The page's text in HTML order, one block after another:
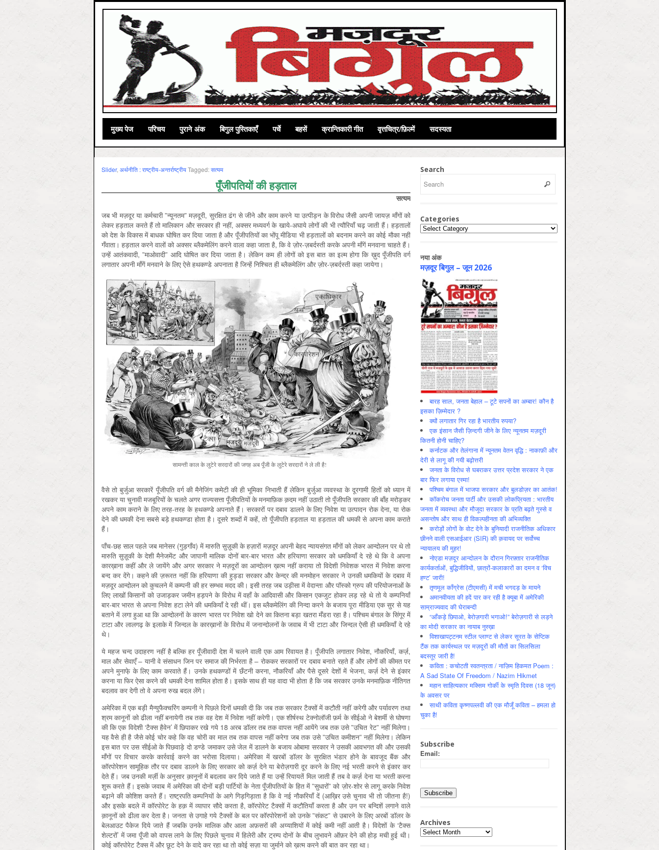
मुख्‍य पेज परिचय पुराने अंक बिगुल पुस्तिकाएँ पर्चे बहसें क्रान्तिकारी गीत वृत्तचित्र/फ़िल्में सदस्यता
Slider, अर्थनीति : राष्‍ट्रीय-अन्‍तर्राष्‍ट्रीयTagged:सत्‍यम
पूँजीपतियों की हड़ताल
सत्यम
जब भी मज़दूर या कर्मचारी ”न्यूनतम” मज़दूरी, सुरक्षित ढंग से जीने और काम करने या उत्पीड़न के विरोध जैसी अपनी जायज़ माँगों को
लेकर हड़ताल करते हैं तो मालिकान और सरकार ही नहीं, अक्सर मध्यवर्ग के खाये-अघाये लोगों की भी त्यौरियाँ चढ़ जाती हैं। हड़तालों
को देश के विकास में बाधक घोषित कर दिया जाता है और पूँजीपतियों का भोंपू मीडिया भी हड़तालों को बदनाम करने का कोई मौका नहीं
गँवाता। हड़ताल करने वालों को अक्सर ब्लैकमेलिंग करने वाला कहा जाता है, कि वे ज़ोर-ज़बर्दस्ती करके अपनी माँगें मनवाना चाहते हैं।
उन्हें आतंकवादी, ”माओवादी” आदि घोषित कर दिया जाता है। लेकिन कम ही लोगों को इस बात का इल्म ‍होगा कि ख़ुद पूँजीपति वर्ग
लगातार अपनी माँगें मनवाने के लिए ऐसे हथकण्डे अपनाता है जिन्हें निश्चित ही ब्लैकमेलिंग और ज़ोर-ज़बर्दस्ती कहा जायेगा।
सामन्ती काल के लुटेरे सरदारों की जगह अब पूँजी के लुटेरे सरदारों ने ले ली है!
वैसे तो बुर्जुआ सरकारें पूँजीपति वर्ग की मैनेजिंग कमेटी की ही भूमिका निभाती हैं लेकिन बुर्जुआ व्यवस्था के दूरगामी हितों को ध्यान में
रखकर या चुनावी मजबूरियों के चलते अगर राज्यसत्ता पूँजीपतियों के मनमाफ़ि‍क क़दम नहीं उठाती तो पूँजीपति सरकार की बाँह मरोड़कर
अपने काम कराने के लिए तरह-तरह के हथकण्डे अपनाते हैं। सरकारों पर दबाव डालने के लिए निवेश या उत्पादन रोक देना, या रोक
देने की धमकी देना सबसे बड़े हथकण्डा होता है। दूसरे शब्दों में कहें, तो पूँजीपति हड़ताल या हड़ताल की धमकी से अपना काम कराते
हैं।
पाँच-छह साल पहले जब मानेसर (गुड़गाँव) में मारुति सुज़ूकी के हज़ारों मज़दूर अपनी बेहद न्यायसंगत माँगों को लेकर आन्दोलन पर थे तो
मारुति सुज़ूकी के देशी मैनेजमेंट और जापानी मालिक दोनों बार-बार भारत और हरियाणा सरकार को धमकियाँ दे रहे थे कि वे अपना
कारख़ाना कहीं और ले जायेंगे और अगर सरकार ने मज़दूरों का आन्दोलन ख़त्म नहीं कराया तो विदेशी निवेशक भारत में निवेश करना
बन्द कर देंगे। कहने की ज़रूरत नहीं कि हरियाणा की हुड्डा सरकार और केन्द्र की मनमोहन सरकार ने उनकी धमकियों के दबाव में
मज़दूर आन्दोलन को कुचलने में कम्पनी की हर सम्भव मदद की। इसी तरह जब उड़ीसा में वेदान्ता और पॉस्को ग्रुप की परियोजनाओं के
लिए लाखों किसानों को उजाड़कर जमीन हड़पने के विरोध में वहाँ के आदिवासी और किसान एकजुट होकर लड़ रहे थे तो ये कम्पनियाँ
बार-बार भारत से अपना निवेश हटा लेने की धमकियाँ दे रही थीं। इस ब्लैकमेलिंग की निन्दा करने के बजाय पूरा मीडिया एक सुर से यह
बताने में लगा हुआ था कि आन्दोलनों के कारण भारत पर निवेश खो देने का कितना बड़ा खतरा मँडरा रहा है। पश्चिम बंगाल के सिंगूर में
टाटा और लालगढ़ के इलाके में जिन्दल के कारख़ानों के विरोध में जनान्दोलनों के जवाब में भी टाटा और जिन्दल ऐसी ही धमकियाँ दे रहे
थे।
ये महज चन्द उदाहरण नहीं है बल्कि हर पूँजीवादी देश में चलने वाली एक आम रिवायत है। पूँजीपति लगातार निवेश, नौकरियाँ, कर्ज़,
माल और सेवाएँ – यानी वे संसाधन जिन पर समाज की निर्भरता है – रोककर सरकारों पर दबाव बनाते रहते हैं और लोगों की कीमत पर
अपने मुनाफे़ के लिए काम करवाते हैं। उनके हथकण्डों में छँटनी करना, नौकरियाँ और पैसे दूसरे देशों में भेजना, कर्ज़ देने से इंकार
करना या फिर ऐसा करने की धमकी देना शामिल होता है। इसके साथ ही यह वादा भी होता है कि जब सरकार उनके मनमाफ़ि‍क नीतिगत
बदलाव कर देगी तो वे अपना रुख बदल लेंगे।
अमेरिका में एक बड़ी मैन्युफैक्चरिंग कम्पनी ने पिछले दिनों धमकी दी कि जब तक सरकार टैक्सों में कटौती नहीं करेगी और पर्यावरण तथा
श्रम कानूनों को ढीला नहीं बनायेगी तब तक वह देश में निवेश नहीं करेगी। एक शीर्षस्थ टेक्नोलॉजी फ़र्म के सीईओ ने बेशर्मी से घोषणा
की कि एक विदेशी ‘टैक्स हैवेन’ में छिपाकर रखे गये 18 अरब डॉलर तब तक वापस नहीं आयेंगे जब तक उसे ”उचित रेट” नहीं मिलेगा।
यह वैसे ही है जैसे कोई चोर कहे कि वह चोरी का माल तब तक वापस नहीं करेगा जब तक उसे ”उचित कमीशन” नहीं मिलेगा। लेकिन
इस बात पर उस सीईओ के पिछवाड़े दो डण्डे जमाकर उसे जेल में डालने के बजाय ओबामा सरकार ने उसकी आवभगत की और उसकी
माँगों पर विचार करके कार्रवाई करने का भरोसा दिलाया। अमेरिका में खरबों डॉलर के सुरक्षित भंडार होने के बावजूद बैंक और
कॉरपोरेशन सामूहिक तौर पर दबाव डालने के लिए सरकार को कर्ज़ देने या बेरोज़गारी दूर करने के लिए नई भरती करने से इंकार कर
देते हैं। जब उनकी मर्ज़ी के अनुसार क़ानूनों में बदलाव कर दिये जाते हैं या उन्हें रियायतें मिल जाती हैं तब वे कर्ज़ देना या भरती करना
शुरू करते हैं। इसके जवाब में अमेरिका की दोनों बड़ी पार्टियों के नेता पूँजीपतियों के हित में ”सुधारों” को ज़ोर-शोर से लागू करके निवेश
बढ़ाने की कोशिश करते हैं। राष्ट्रपति कम्पनियों के आगे गिड़गिड़ाता है कि वे नई नौकरियाँ दें (आख़ि‍र उसे चुनाव भी तो जीतना है!)
और इसके बदले में कॉरपोरेट के हक़ में व्यापार सौदे करता है, कॉरपोरेट टैक्सों में कटौतियाँ करता है और उन पर बन्दिशें लगाने वाले
क़ानूनों को ढीला कर देता है। जनता से उगाहे गये टैक्सों के बल पर कॉरपोरेशनों को उनके ”संकट” से उबारने के लिए अरबों डॉलर के
बेलआउट पैकेज दिये जाते हैं जबकि उनके मालिक और आला अफ़सरों की अय्याशियों में कोई कमी नहीं आती है। विदेशों के ‘टैक्स
शेल्टरों’ में जमा पूँजी को वापस लाने के लिए पिछले चुनाव में हिलेरी और ट्रम्प दोनों के बीच लुभावने ऑफ़र देने की होड़ मची हुई थी।
कोई कॉरपोरेट टैक्स में और छूट देने के वादे कर रहा था तो कोई सज़ा या जुर्माने को ख़त्म करने की बात कर रहा था।
Search
Categories
Categories
नया अंक
मज़दूर बिगुल – जून 2026
बारह साल, जनता बेहाल – टूटे सपनों का अम्बार! कौन है
इसका ज़िम्मेदार ?
क्यों लगातार गिर रहा है भारतीय रुपया?
एक इंसान जैसी ज़िन्दगी जीने के लिए न्यूनतम मज़दूरी
कितनी होनी चाहिए?
कर्नाटक और तेलंगाना में न्यूनतम वेतन वृद्धि : नाकाफ़ी और
देरी से लागू की गयी बढ़ोत्तरी
जनता के विरोध से घबराकर उत्तर प्रदेश सरकार ने एक
बार फिर लगाया एस्मा!
पश्चिम बंगाल में भाजपा सरकार और बुलडोज़र का आतंक!
कॉकरोच जनता पार्टी और उसकी लोकप्रियता : भारतीय
जनता में व्‍यवस्‍था और मौजूदा सरकार के प्रति बढ़ते गुस्‍से व
असन्‍तोष और साथ ही विकल्‍पहीनता की अभिव्‍यक्ति
करोड़ों लोगों के वोट देने के बुनियादी राजनीतिक अधिकार
छीनने वाली एसआईआर (SIR) की क़वायद पर सर्वोच्च
न्यायालय की मुहर!
नोएडा मज़दूर आन्दोलन के दौरान गिरफ़्तार राजनीतिक
कार्यकर्ताओं, बुद्धिजीवियों, छात्रों-कलाकारों का दमन व ‘विच
हण्ट’ जारी!
तृणमूल काँग्रेस (टीएमसी) में मची भगदड़ के मायने
अमानवीयता की हदें पार कर रही है क्यूबा में अमेरिकी
साम्राज्यवाद की घेराबन्दी
“आँकड़े छिपाओ, बेरोज़गारी भगाओ!” बेरोज़गारी से लड़ने
का मोदी सरकार का नायाब नुस्ख़ा
विशाखापट्टनम स्टील प्लाण्ट से लेकर सूरत के सेप्टिक
टैंक तक कार्यस्थल पर मज़दूरों की मौतों का सिलसिला
बदस्तूर जारी है!
कविता : कचोटती स्वतन्त्रता / नाज़िम हिकमत Poem :
A Sad State Of Freedom / Nazim Hikmet
महान साहित्यकार मक्सिम गोर्की के स्मृति दिवस (18 जून)
के अवसर पर
साथी कविता कृष्णपल्लवी की एक मौजूँ कविता – हमला हो
चुका है!
Subscribe
Email:
Archives
Archives